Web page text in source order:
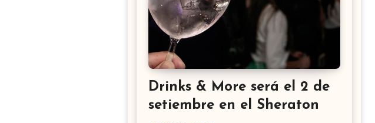
Drinks & More será el 2 de
setiembre en el Sheraton